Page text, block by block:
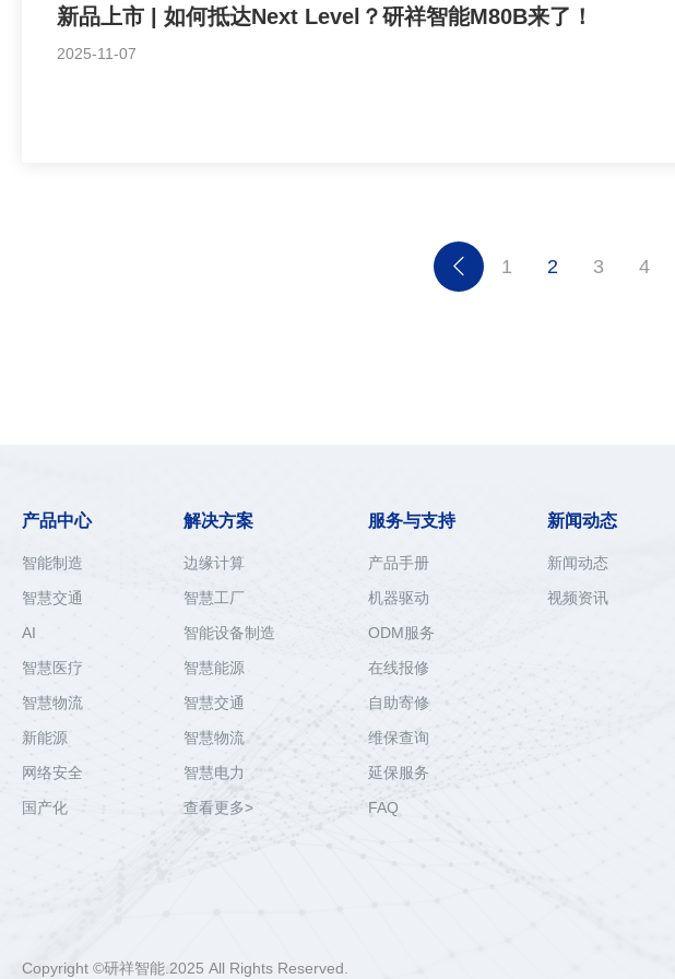
新品上市 | 如何抵达Next Level？研祥智能M80B来了！
2025-11-07
𐃩 1 2 3 4
产品中心
智能制造
智慧交通
AI
智慧医疗
智慧物流
新能源
网络安全
国产化
解决方案
边缘计算
智慧工厂
智能设备制造
智慧能源
智慧交通
智慧物流
智慧电力
查看更多>
服务与支持
产品手册
机器驱动
ODM服务
在线报修
自助寄修
维保查询
延保服务
FAQ
新闻动态
新闻动态
视频资讯
Copyright ©研祥智能.2025 All Rights Reserved.